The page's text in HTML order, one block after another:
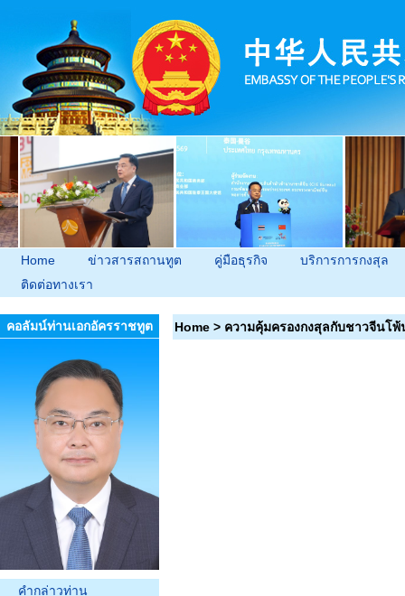
Home ข่าวสารสถานทูต คู่มือธุรกิจ
บริการการกงสุล
ติดต่อทางเรา
คอลัมน์ท่านเอกอัครราชทูต
คำกล่าวท่าน
Home > ความคุ้มครองกงสุลกับชาวจีนโพ้